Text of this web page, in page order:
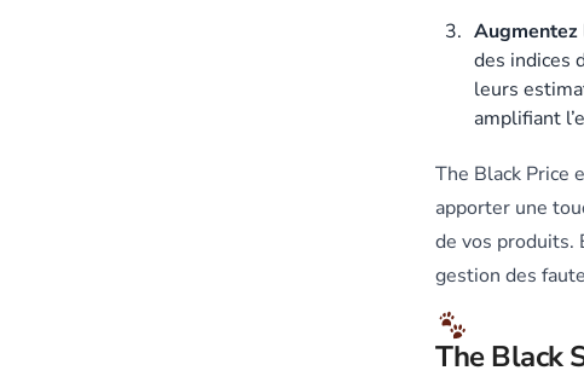
Augmentez
des indices
leurs
amplifiant
The Black Price
apporter une
de vos produits.
gestion des
The Black